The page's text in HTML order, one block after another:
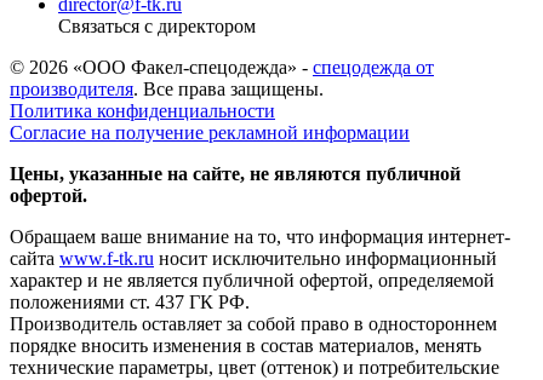
director@f-tk.ru
Связаться с директором
© 2026 «ООО Факел-спецодежда» - спецодежда от
производителя. Все права защищены.
Политика конфиденциальности
Согласие на получение рекламной информации
Цены, указанные на сайте, не являются публичной
офертой.
Обращаем ваше внимание на то, что информация интернет-
сайта www.f-tk.ru носит исключительно информационный
характер и не является публичной офертой, определяемой
положениями ст. 437 ГК РФ.
Производитель оставляет за собой право в одностороннем
порядке вносить изменения в состав материалов, менять
технические параметры, цвет (оттенок) и потребительские